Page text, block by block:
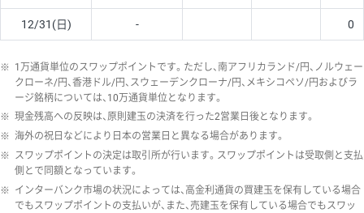
12/31(日) - 0
※ 1万通貨単位のスワップポイントです。ただし、南アフリカランド/円、ノルウェー
クローネ/円、香港ドル/円、スウェーデンクローナ/円、メキシコペソ/円およびラ
ージ銘柄については、10万通貨単位となります。
※ 現金残高への反映は、原則建玉の決済を行った2営業日後となります。
※ 海外の祝日などにより日本の営業日と異なる場合があります。
※ スワップポイントの決定は取引所が行います。スワップポイントは受取側と支払
側とで同額となっています。
※ インターバンク市場の状況によっては、高金利通貨の買建玉を保有している場合
でもスワップポイントの支払いが、また、売建玉を保有している場合でもスワッ